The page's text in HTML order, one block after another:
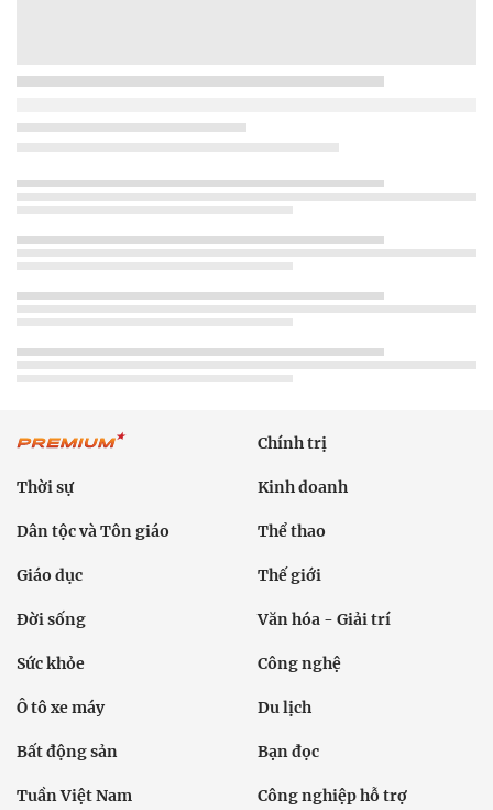
Chính trị
Thời sự Kinh doanh
Dân tộc và Tôn giáo Thể thao
Giáo dục Thế giới
Đời sống Văn hóa - Giải trí
Sức khỏe Công nghệ
Ô tô xe máy Du lịch
Bất động sản Bạn đọc
Tuần Việt Nam Công nghiệp hỗ trợ